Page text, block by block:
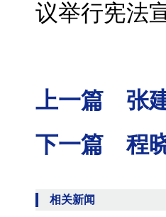
议举行宪法
上一篇 张
下一篇 程
相关新闻